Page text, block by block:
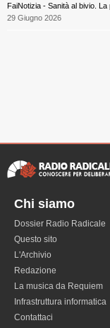
FaiNotizia - Sanità al bivio.
29 Giugno 2026
Chi siamo
Dossier Radio Radicale
Questo sito
L'Archivio
Redazione
La musica da Requiem
Infrastruttura informatica
Contattaci